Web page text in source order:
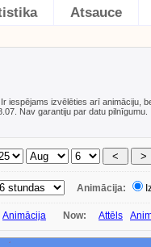
Atsauce
iespējams izvēlēties arī animāciju,
Nav garantiju par datu pilnīgumu.
Animācija:
Animācija Now: Attēls